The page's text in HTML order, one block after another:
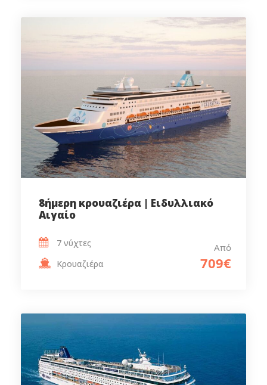
8ήμερη κρουαζιέρα | Ειδυλλιακό
Αιγαίο
Από
709€
7 νύχτες
Κρουαζιέρα